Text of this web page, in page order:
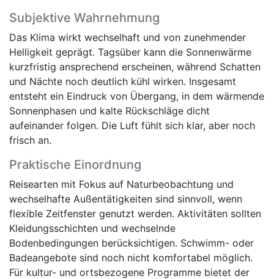
Subjektive Wahrnehmung
Das Klima wirkt wechselhaft und von zunehmender
Helligkeit geprägt. Tagsüber kann die Sonnenwärme
kurzfristig ansprechend erscheinen, während Schatten
und Nächte noch deutlich kühl wirken. Insgesamt
entsteht ein Eindruck von Übergang, in dem wärmende
Sonnenphasen und kalte Rückschläge dicht
aufeinander folgen. Die Luft fühlt sich klar, aber noch
frisch an.
Praktische Einordnung
Reisearten mit Fokus auf Naturbeobachtung und
wechselhafte Außentätigkeiten sind sinnvoll, wenn
flexible Zeitfenster genutzt werden. Aktivitäten sollten
Kleidungsschichten und wechselnde
Bodenbedingungen berücksichtigen. Schwimm- oder
Badeangebote sind noch nicht komfortabel möglich.
Für kultur- und ortsbezogene Programme bietet der